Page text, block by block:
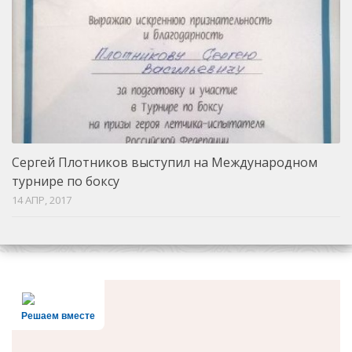
Сергей Плотников выступил на Международном
турнире по боксу
14 АПР, 2017
Решаем вместе